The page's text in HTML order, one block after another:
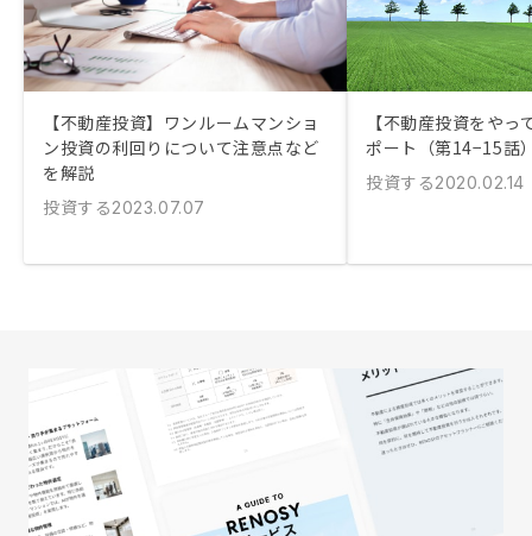
【不動産投資】ワンルームマンショ
ン投資の利回りについて注意点など
を解説
投資する2023.07.07
【不動産投資をやっ
ポート（第14−15話
投資する2020.02.14